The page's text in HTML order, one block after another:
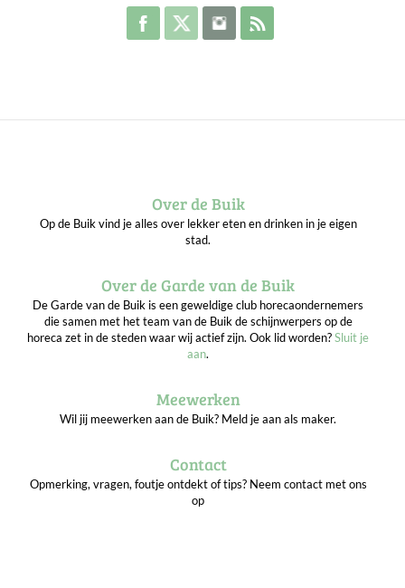
Volg de Buik op Facebook
Volg de Buik op Twitter
Volg de Buik op Instagram
Over de Buik
Op de Buik vind je alles over lekker eten en drinken in je eigen
stad.
Over de Garde van de Buik
De Garde van de Buik is een geweldige club horecaondernemers
die samen met het team van de Buik de schijnwerpers op de
horeca zet in de steden waar wij actief zijn. Ook lid worden?Sluit je
aan.
Meewerken
Wil jij meewerken aan de Buik? Meld je aan als maker.
Contact
Opmerking, vragen, foutje ontdekt of tips? Neem contact met ons
op